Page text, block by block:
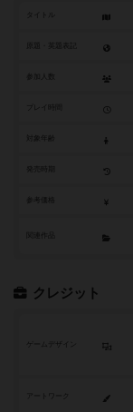
タイトル
参加人数
参考価格
関連作品
クレジット
ゲームデザイン
アートワーク